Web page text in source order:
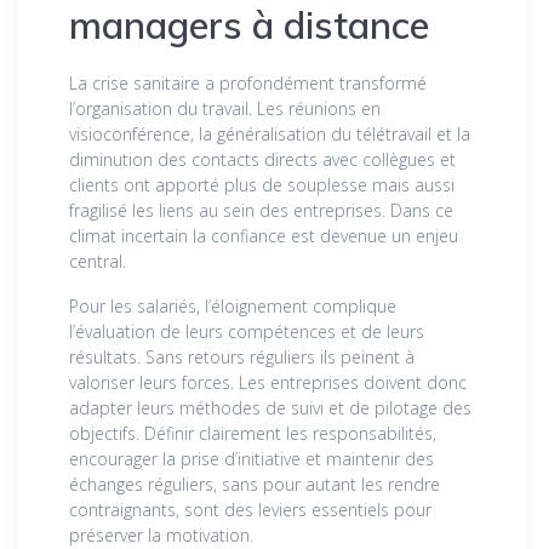
managers à distance
La crise sanitaire a profondément transformé
l’organisation du travail. Les réunions en
visioconférence, la généralisation du télétravail et la
diminution des contacts directs avec collègues et
clients ont apporté plus de souplesse mais aussi
fragilisé les liens au sein des entreprises. Dans ce
climat incertain la confiance est devenue un enjeu
central.
Pour les salariés, l’éloignement complique
l’évaluation de leurs compétences et de leurs
résultats. Sans retours réguliers ils peinent à
valoriser leurs forces. Les entreprises doivent donc
adapter leurs méthodes de suivi et de pilotage des
objectifs. Définir clairement les responsabilités,
encourager la prise d’initiative et maintenir des
échanges réguliers, sans pour autant les rendre
contraignants, sont des leviers essentiels pour
préserver la motivation.